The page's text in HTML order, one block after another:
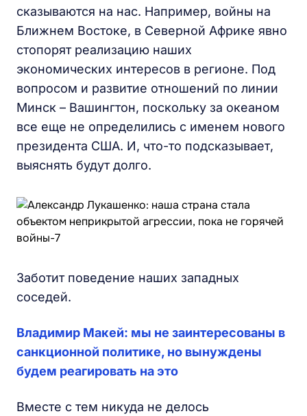
сказываются на нас. Например, войны на
Ближнем Востоке, в Северной Африке явно
стопорят реализацию наших
экономических интересов в регионе. Под
вопросом и развитие отношений по линии
Минск – Вашингтон, поскольку за океаном
все еще не определились с именем нового
президента США. И, что-то подсказывает,
выяснять будут долго.
Заботит поведение наших западных
соседей.
Владимир Макей: мы не заинтересованы в
санкционной политике, но вынуждены
будем реагировать на это
Вместе с тем никуда не делось